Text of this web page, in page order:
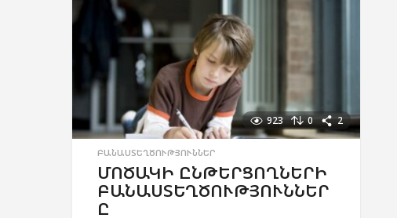
923 0 2
ԲԱՆԱՍՏԵՂԾՈՒԹՅՈՒՆՆԵՐ
ՄՈԾԱԿԻ ԸՆԹԵՐՑՈՂՆԵՐԻ
ԲԱՆԱՍՏԵՂԾՈՒԹՅՈՒՆՆԵՐ
Ը